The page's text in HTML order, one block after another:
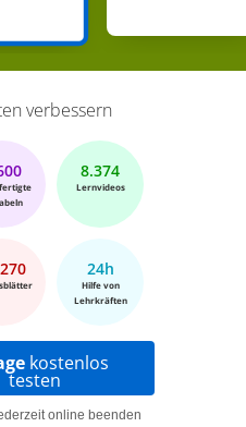
verbessern
8.374
Lernvideos
24h
Hilfe von
Lehrkräften
kostenlos
testen
online beenden